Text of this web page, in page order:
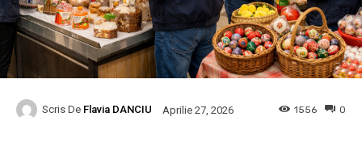
Scris De Flavia DANCIU Aprilie 27, 2026 0
1556